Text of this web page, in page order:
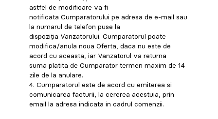
astfel de modificare va fi
notificata Cumparatorului pe adresa de e-mail sau
la numarul de telefon puse la
dispoziția Vanzatorului. Cumparatorul poate
modifica/anula noua Oferta, daca nu este de
acord cu aceasta, iar Vanzatorul va returna
suma platita de Cumparator termen maxim de 14
zile de la anulare.
4. Cumparatorul este de acord cu emiterea si
comunicarea facturii, la cererea acestuia, prin
email la adresa indicata in cadrul comenzii.